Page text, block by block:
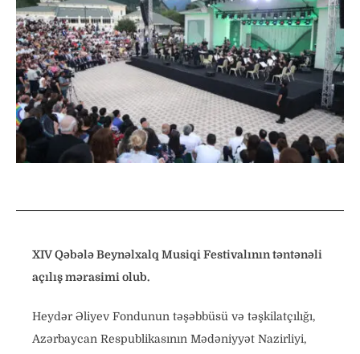
XIV Qəbələ Beynəlxalq Musiqi Festivalının təntənəli
açılış mərasimi olub.
Heydər Əliyev Fondunun təşəbbüsü və təşkilatçılığı,
Azərbaycan Respublikasının Mədəniyyət Nazirliyi,